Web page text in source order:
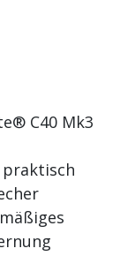
C40 Mk3
praktisch